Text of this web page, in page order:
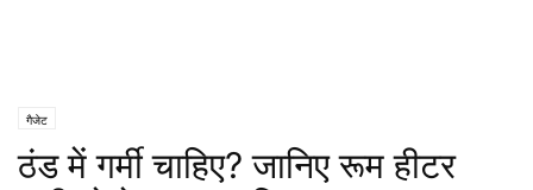
गैजेट
ठंड में गर्मी चाहिए? जानिए रूम हीटर